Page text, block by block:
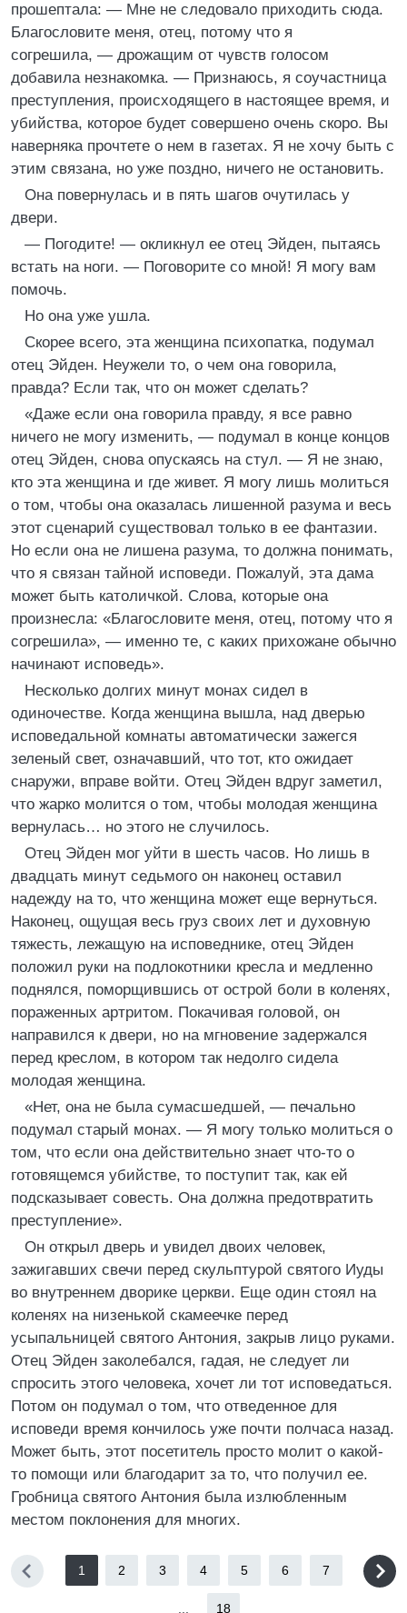
прошептала: — Мне не следовало приходить сюда.
Благословите меня, отец, потому что я
согрешила, — дрожащим от чувств голосом
добавила незнакомка. — Признаюсь, я соучастница
преступления, происходящего в настоящее время, и
убийства, которое будет совершено очень скоро. Вы
наверняка прочтете о нем в газетах. Я не хочу быть с
этим связана, но уже поздно, ничего не остановить.
Она повернулась и в пять шагов очутилась у
двери.
— Погодите! — окликнул ее отец Эйден, пытаясь
встать на ноги. — Поговорите со мной! Я могу вам
помочь.
Но она уже ушла.
Скорее всего, эта женщина психопатка, подумал
отец Эйден. Неужели то, о чем она говорила,
правда? Если так, что он может сделать?
«Даже если она говорила правду, я все равно
ничего не могу изменить, — подумал в конце концов
отец Эйден, снова опускаясь на стул. — Я не знаю,
кто эта женщина и где живет. Я могу лишь молиться
о том, чтобы она оказалась лишенной разума и весь
этот сценарий существовал только в ее фантазии.
Но если она не лишена разума, то должна понимать,
что я связан тайной исповеди. Пожалуй, эта дама
может быть католичкой. Слова, которые она
произнесла: «Благословите меня, отец, потому что я
согрешила», — именно те, с каких прихожане обычно
начинают исповедь».
Несколько долгих минут монах сидел в
одиночестве. Когда женщина вышла, над дверью
исповедальной комнаты автоматически зажегся
зеленый свет, означавший, что тот, кто ожидает
снаружи, вправе войти. Отец Эйден вдруг заметил,
что жарко молится о том, чтобы молодая женщина
вернулась… но этого не случилось.
Отец Эйден мог уйти в шесть часов. Но лишь в
двадцать минут седьмого он наконец оставил
надежду на то, что женщина может еще вернуться.
Наконец, ощущая весь груз своих лет и духовную
тяжесть, лежащую на исповеднике, отец Эйден
положил руки на подлокотники кресла и медленно
поднялся, поморщившись от острой боли в коленях,
пораженных артритом. Покачивая головой, он
направился к двери, но на мгновение задержался
перед креслом, в котором так недолго сидела
молодая женщина.
«Нет, она не была сумасшедшей, — печально
подумал старый монах. — Я могу только молиться о
том, что если она действительно знает что-то о
готовящемся убийстве, то поступит так, как ей
подсказывает совесть. Она должна предотвратить
преступление».
Он открыл дверь и увидел двоих человек,
зажигавших свечи перед скульптурой святого Иуды
во внутреннем дворике церкви. Еще один стоял на
коленях на низенькой скамеечке перед
усыпальницей святого Антония, закрыв лицо руками.
Отец Эйден заколебался, гадая, не следует ли
спросить этого человека, хочет ли тот исповедаться.
Потом он подумал о том, что отведенное для
исповеди время кончилось уже почти полчаса назад.
Может быть, этот посетитель просто молит о какой-
то помощи или благодарит за то, что получил ее.
Гробница святого Антония была излюбленным
местом поклонения для многих.
1 2 3 4 5 6 7
18